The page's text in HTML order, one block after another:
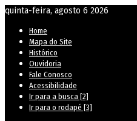
quinta-feira, agosto 6 2026
Home
Mapa do Site
Histórico
Ouvidoria
Fale Conosco
Acessibilidade
Ir para a busca [2]
Ir para o rodapé [3]